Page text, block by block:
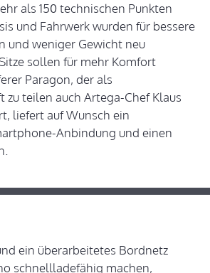
als 150 technischen Punkten
und Fahrwerk wurden für bessere
und weniger Gewicht neu
sollen für mehr Komfort
Paragon, der als
zu teilen auch Artega-Chef Klaus
liefert auf Wunsch ein
Anbindung und einen
ein überarbeitetes Bordnetz
schnellladefähig machen,